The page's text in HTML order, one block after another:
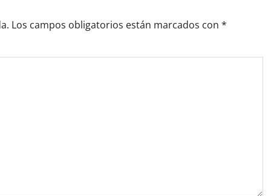
Los campos obligatorios están marcados con *